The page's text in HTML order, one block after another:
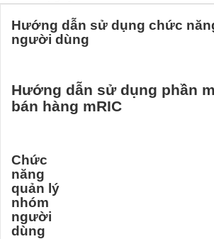
Hướng dẫn sử dụng chức
người dùng
Hướng dẫn sử dụng phần
bán hàng mRIC
Chức
năng
quản lý
nhóm
người
dùng